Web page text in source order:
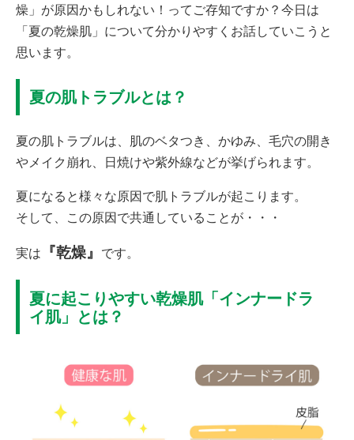
燥」が原因かもしれない！ってご存知ですか？今日は
「夏の乾燥肌」について分かりやすくお話していこうと
思います。
夏の肌トラブルとは？
夏の肌トラブルは、肌のベタつき、かゆみ、毛穴の開き
やメイク崩れ、日焼けや紫外線などが挙げられます。
夏になると様々な原因で肌トラブルが起こります。
そして、この原因で共通していることが・・・
実は 『乾燥』 です。
夏に起こりやすい乾燥肌「インナードラ
イ肌」とは？